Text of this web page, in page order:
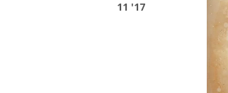
11 '17